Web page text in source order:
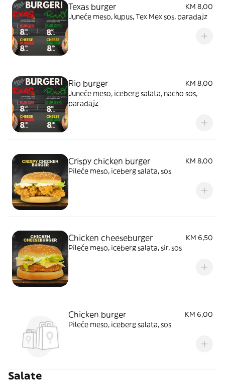
Texas burger
KM 8,00
Juneće meso, kupus, Tex Mex sos, paradajz
Rio burger
KM 8,00
Juneće meso, iceberg salata, nacho sos,
paradajz
Crispy chicken burger
KM 8,00
Pileće meso, iceberg salata, sos
Chicken cheeseburger
KM 6,50
Pileće meso, iceberg salata, sir, sos
Chicken burger
KM 6,00
Pileće meso, iceberg salata, sos
Salate